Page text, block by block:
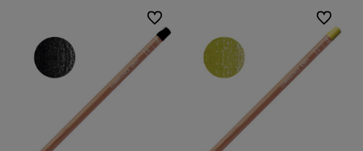
Do ulubionych Do